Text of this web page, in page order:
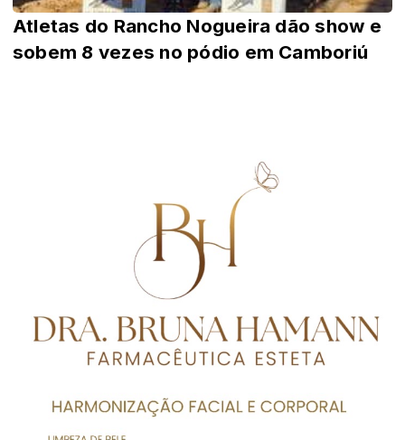
Atletas do Rancho Nogueira dão show e
sobem 8 vezes no pódio em Camboriú